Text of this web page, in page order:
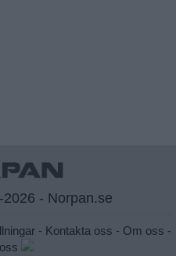
- Norpan.se
- Kontakta oss - Om oss -